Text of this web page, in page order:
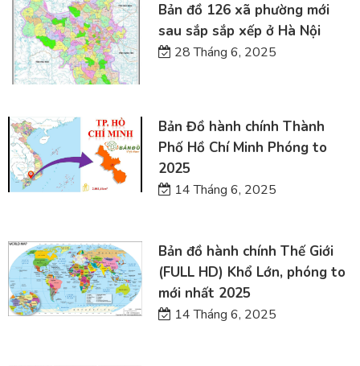
Bản đồ 126 xã phường mới
sau sắp sắp xếp ở Hà Nội
28 Tháng 6, 2025
Bản Đồ hành chính Thành
Phố Hồ Chí Minh Phóng to
2025
14 Tháng 6, 2025
Bản đồ hành chính Thế Giới
(FULL HD) Khổ Lớn, phóng to
mới nhất 2025
14 Tháng 6, 2025